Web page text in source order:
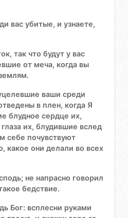
вас убитые, и узнаете,
так что будут у вас
от меча, когда вы
ваши среди
в плен, когда Я
блудное сердце их,
их, блудившие вслед
себе почувствуют
какое они делали во всех
не напрасно говорил
бедствие.
Бог: всплесни руками